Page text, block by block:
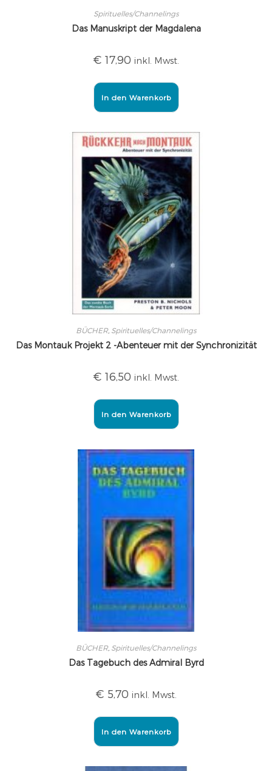
Spirituelles/Channelings
Das Manuskript der Magdalena
€ 17,90 inkl. Mwst.
In den Warenkorb
BÜCHER, Spirituelles/Channelings
Das Montauk Projekt 2 -Abenteuer mit der Synchronizität
€ 16,50 inkl. Mwst.
In den Warenkorb
BÜCHER, Spirituelles/Channelings
Das Tagebuch des Admiral Byrd
€ 5,70 inkl. Mwst.
In den Warenkorb